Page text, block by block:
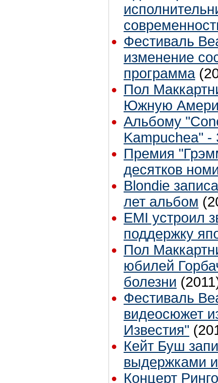
Фестиваль
изменение
программа
Пол
Южную
Альбому
Kampuchea" -
Премия
десятков
Blondie
лет альбом
EMI устроил
поддержку
Пол
юбилей
болезни
Фестиваль
видеосюжет
Известия"
Кейт Буш
выдержками
Концерт